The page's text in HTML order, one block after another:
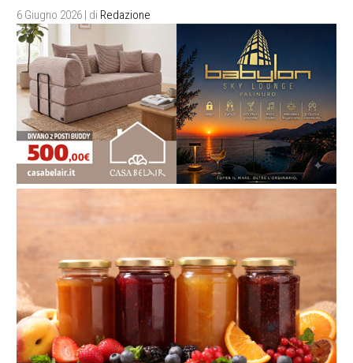
6 Giugno 2026 | di Redazione